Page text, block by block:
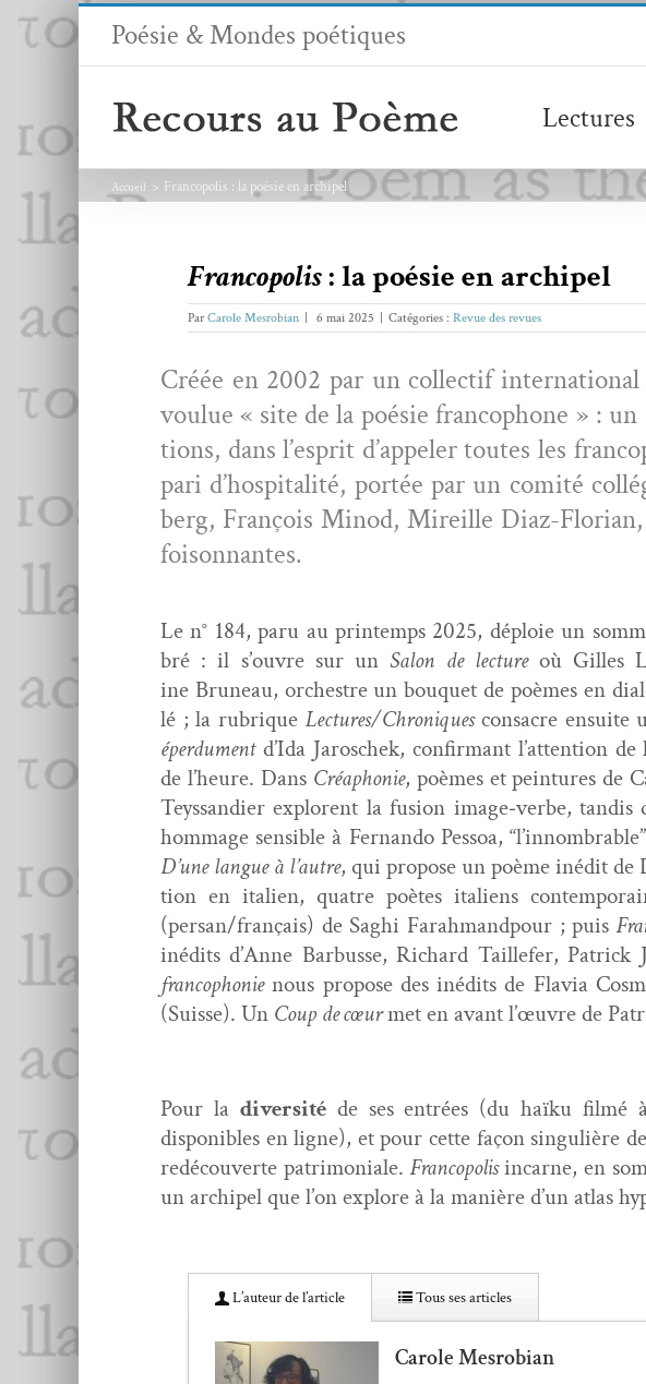
Passer
Poésie & Mondes poétiques
Lectures
Accueil Francopolis : la poésie en archipel
Francopolis: la poésie en archipel
ParCarole Mesrobian 6 mai 2025 Catégories : Revue des revues
Créée en 2002 par un col­lec­tif inter­na­tion­al
voulue « site de la poésie fran­coph­o­ne » :
tions, dans l’esprit d’appeler toutes les
pari d’hospitalité, portée par un comité
berg, François Min­od, Mireille Diaz-
foisonnantes.
Le n° 184, paru au print­emps 2025, déploie un
bré : il s’ouvre sur un Salon de lec­tureoù Gilles
ine Bruneau, orchestre un bou­quet de poèmes en
lé ; la rubrique Lectures/Chroniquescon­sacre ensuite
éper­du­mentd’Ida Jaroschek, con­fir­mant l’attention
de l’heure. Dans Créa­phonie, poèmes et pein­tures de
Teyssandi­er explorent la fusion image‑verbe, tan­dis
hom­mage sen­si­ble à Fer­nan­do Pes­soa,
D’une langue à l’autre, qui pro­pose un poème inédit
tion en ital­ien, qua­tre poètes ital­iens
(persan/français) de Saghi Farah­mand­pour ; puis
inédits d’Anne Bar­busse, Richard Taille­fer, Patrick
fran­coph­o­nienous pro­pose des inédits de Flavia
(Suisse). Un Coup de cœurmet en avant l’œu­vre de
Pour la diver­sitéde ses entrées (du haïku filmé
disponibles en ligne), et pour cette façon sin­gulière
redé­cou­verte pat­ri­mo­ni­ale. Fran­copo­lisincar­ne, en
un archipel que l’on explore à la manière d’un atlas
L’au­teur de l’article Tous ses articles
Carole Mesrobian